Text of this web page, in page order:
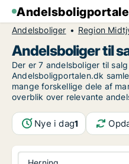
Andelsboliger Region
Andelsboliger til
Der er 7 andelsboliger til
Andelsboligportalen.dk
mange forskellige dele af
overblik over relevante
Nye i dag1